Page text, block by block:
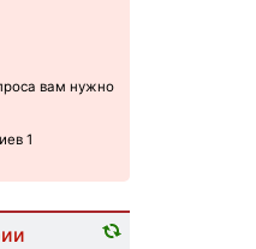
вам нужно
1